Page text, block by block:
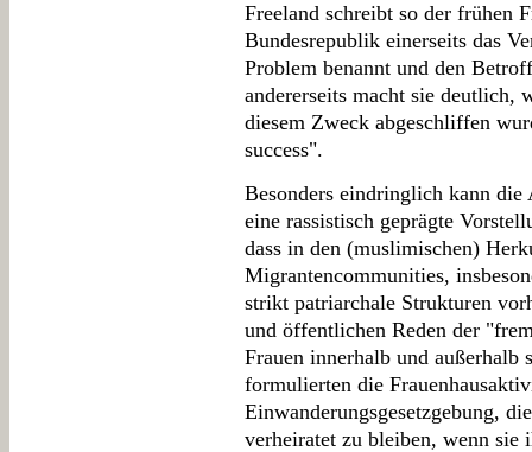
Freeland schreibt so der frühen
Bundesrepublik einerseits das
Problem benannt und den
andererseits macht sie deutlich,
diesem Zweck abgeschliffen
success".
Besonders eindringlich kann
eine rassistisch geprägte
dass in den (muslimischen)
Migrantencommunities,
strikt patriarchale Strukturen
und öffentlichen Reden der
Frauen innerhalb und außerhalb
formulierten die
Einwanderungsgesetzgebung,
verheiratet zu bleiben, wenn sie